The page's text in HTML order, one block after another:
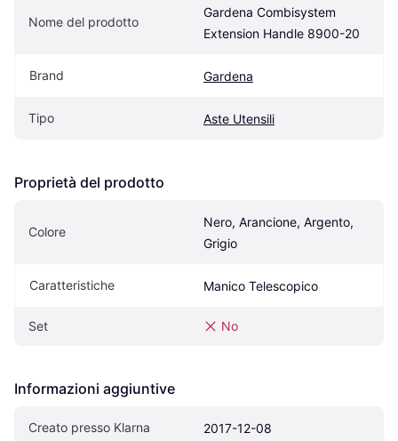
Nome del prodotto
Gardena Combisystem
Extension Handle 8900-20
Brand Gardena
Tipo Aste Utensili
Proprietà del prodotto
Colore
Nero, Arancione, Argento,
Grigio
Caratteristiche Manico Telescopico
Set No
Informazioni aggiuntive
Creato presso Klarna 2017-12-08